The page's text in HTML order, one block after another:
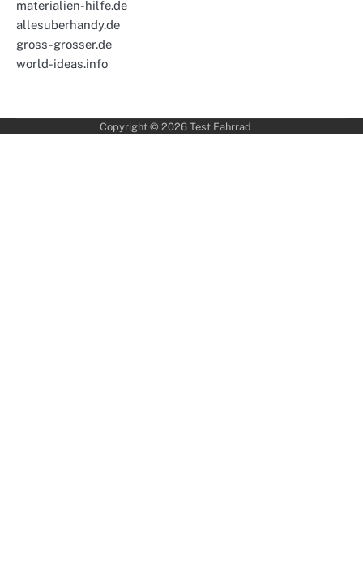
materialien-hilfe.de
allesuberhandy.de
gross-grosser.de
world-ideas.info
Copyright © 2026 Test Fahrrad